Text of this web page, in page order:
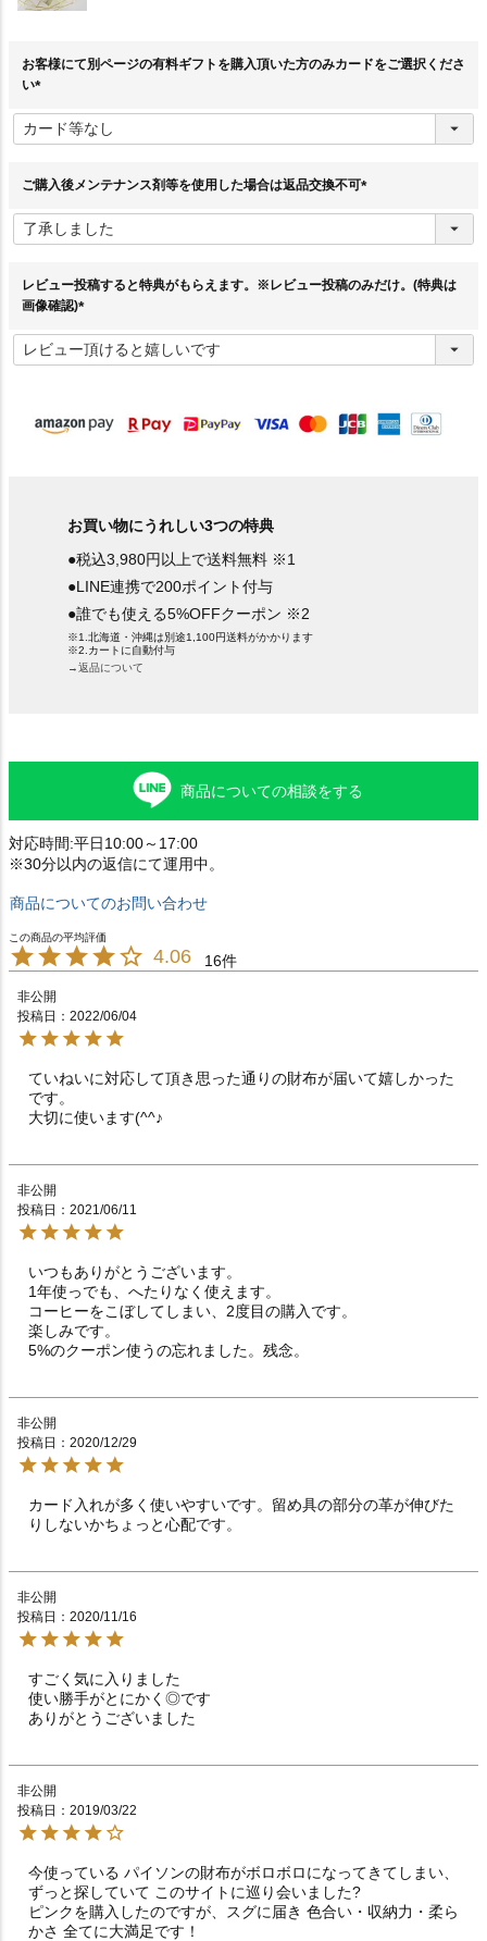
お客様にて別ページの有料ギフトを購入頂いた方のみカードをご選択くださ
い
必
須
ご購入後メンテナンス剤等を使用した場合は返品交換不可
須
レビュー投稿すると特典がもらえます。※レビュー投稿のみだけ。(特典は
画像確認)
必
須
お買い物にうれしい3つの特典
●税込3,980円以上で送料無料 ※1
●LINE連携で200ポイント付与
●誰でも使える5%OFFクーポン ※2
※1.北海道・沖縄は別途1,100円送料がかかります
※2.カートに自動付与
→返品について
商品についての相談をする
対応時間:平日10:00～17:00
※30分以内の返信にて運用中。
商品についてのお問い合わせ
4.06 16
非公開
投稿日
2022/06/04
ていねいに対応して頂き思った通りの財布が届いて嬉しかった
です。
大切に使います(^^♪
非公開
投稿日
2021/06/11
いつもありがとうございます。
1年使っでも、へたりなく使えます。
コーヒーをこぼしてしまい、2度目の購入です。
楽しみです。
5%のクーポン使うの忘れました。残念。
非公開
投稿日
2020/12/29
カード入れが多く使いやすいです。留め具の部分の革が伸びた
りしないかちょっと心配です。
非公開
投稿日
2020/11/16
すごく気に入りました
使い勝手がとにかく◎です
ありがとうございました
非公開
投稿日
2019/03/22
今使っている パイソンの財布がボロボロになってきてしまい、
ずっと探していて このサイトに巡り会いました?
ピンクを購入したのですが、スグに届き 色合い・収納力・柔ら
かさ 全てに大満足です！